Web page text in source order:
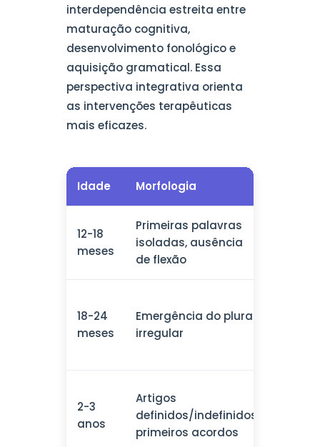
interdependência estreita entre
maturação cognitiva,
desenvolvimento fonológico e
aquisição gramatical. Essa
perspectiva integrativa orienta
as intervenções terapêuticas
mais eficazes.
Idade Morfologia
12-18
meses
Primeiras palavras
isoladas, ausência
de flexão
18-24
meses
Emergência do plural
irregular
2-3
anos
Artigos
definidos/indefinidos,
primeiros acordos